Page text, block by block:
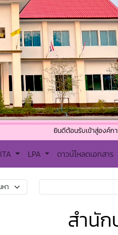
ยินดีต้อนรับเข้าสู่องค์การบริหารส่วนตำ
ITA LPA ดาวน์โหลดเอกสาร
สำนั